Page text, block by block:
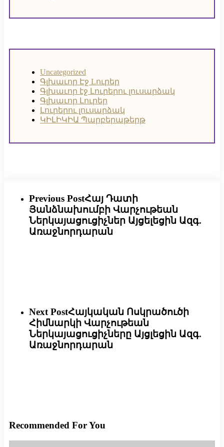
Uncategorized
Գլխաւոր Էջ Lուրեր
Գլխաւոր էջ Լուրերու լուսարձակ
Գլխաւոր Լուրեր
Լուրերու լուսարձակ
ԿԻԼԻԿԻԱ Պարբերաթերթ
Previous PostՀայ Դատի
Յանձնախումբի Վարչութեան
Ներկայացուցիչներ Այցելեցին Ազգ.
Առաջնորդարան
Next PostՀայկական Ոսկրածուծի
Հիմնարկի Վարչութեան
Ներկայացուցիչները Այցլեցին Ազգ.
Առաջնորդարան
Recommended For You